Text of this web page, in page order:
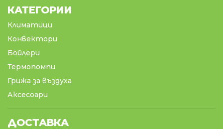
КАТЕГОРИИ
Климатици
Конвектори
Бойлери
Термопомпи
Грижа за въздуха
Аксесоари
ДОСТАВКА